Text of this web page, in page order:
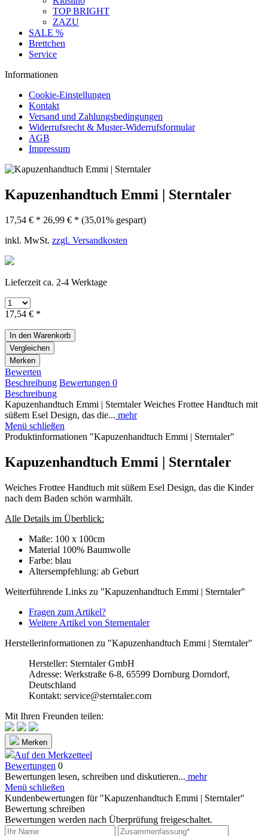
TOP BRIGHT
ZAZU
SALE %
Brettchen
Service
Informationen
Cookie-Einstellungen
Kontakt
Versand und Zahlungsbedingungen
Widerrufsrecht & Muster-Widerrufsformular
AGB
Impressum
Kapuzenhandtuch Emmi | Sterntaler
17,54 € * 26,99 € * (35,01% gespart)
inkl. MwSt. zzgl. Versandkosten
Lieferzeit ca. 2-4 Werktage
17,54 € *
In den Warenkorb
Vergleichen
Merken
Bewerten
Beschreibung Bewertungen 0
Beschreibung
Kapuzenhandtuch Emmi | Sterntaler Weiches Frottee Handtuch mit
süßem Esel Design, das die... mehr
Menü schließen
Produktinformationen "Kapuzenhandtuch Emmi | Sterntaler"
Kapuzenhandtuch Emmi | Sterntaler
Weiches Frottee Handtuch mit süßem Esel Design, das die Kinder
nach dem Baden schön warmhält.
Alle Details im Überblick:
Maße: 100 x 100cm
Material 100% Baumwolle
Farbe: blau
Altersempfehlung: ab Geburt
Weiterführende Links zu "Kapuzenhandtuch Emmi | Sterntaler"
Fragen zum Artikel?
Weitere Artikel von Sternentaler
Herstellerinformationen zu "Kapuzenhandtuch Emmi | Sterntaler"
Hersteller: Sterntaler GmbH
Adresse: Werkstraße 6-8, 65599 Dornburg Dorndorf,
Deutschland
Kontakt: service@sterntaler.com
Mit Ihren Freunden teilen:
Merken
Auf den Merkzetteel
Bewertungen 0
Bewertungen lesen, schreiben und diskutieren... mehr
Menü schließen
Kundenbewertungen für "Kapuzenhandtuch Emmi | Sterntaler"
Bewertung schreiben
Bewertungen werden nach Überprüfung freigeschaltet.